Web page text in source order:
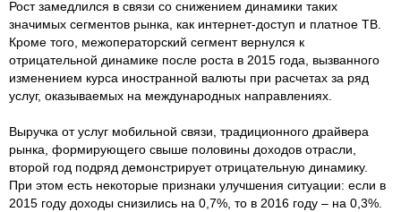
Рост замедлился в связи со снижением динамики таких
значимых сегментов рынка, как интернет-доступ и платное ТВ.
Кроме того, межоператорский сегмент вернулся к
отрицательной динамике после роста в 2015 года, вызванного
изменением курса иностранной валюты при расчетах за ряд
услуг, оказываемых на международных направлениях.
Выручка от услуг мобильной связи, традиционного драйвера
рынка, формирующего свыше половины доходов отрасли,
второй год подряд демонстрирует отрицательную динамику.
При этом есть некоторые признаки улучшения ситуации: если в
2015 году доходы снизились на 0,7%, то в 2016 году – на 0,3%.